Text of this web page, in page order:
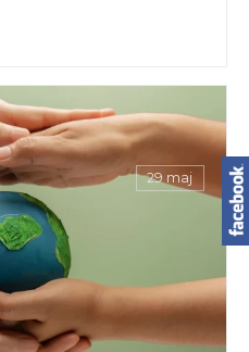
29 maj